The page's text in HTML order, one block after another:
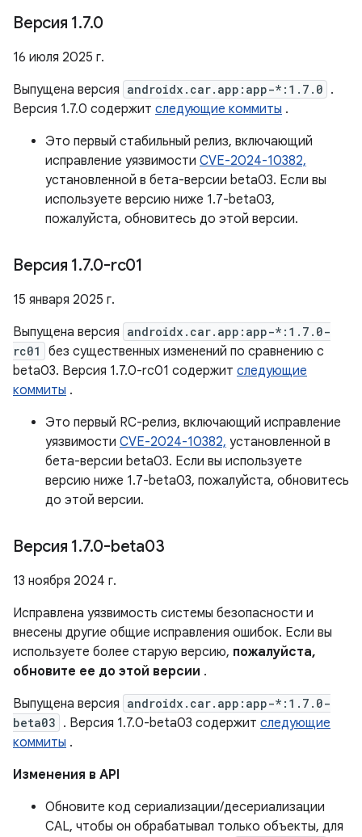
Версия 1.7.0
16 июля 2025 г.
Выпущена версия androidx.car.app:app-*:1.7.0 .
Версия 1.7.0 содержит следующие коммиты .
Это первый стабильный релиз, включающий
исправление уязвимости CVE-2024-10382,
установленной в бета-версии beta03. Если вы
используете версию ниже 1.7-beta03,
пожалуйста, обновитесь до этой версии.
Версия 1.7.0-rc01
15 января 2025 г.
Выпущена версия androidx.car.app:app-*:1.7.0-
rc01
без существенных изменений по сравнению с
beta03. Версия 1.7.0-rc01 содержит следующие
коммиты .
Это первый RC-релиз, включающий исправление
уязвимости CVE-2024-10382, установленной в
бета-версии beta03. Если вы используете
версию ниже 1.7-beta03, пожалуйста, обновитесь
до этой версии.
Версия 1.7.0-beta03
13 ноября 2024 г.
Исправлена ​​уязвимость системы безопасности и
внесены другие общие исправления ошибок. Если вы
используете более старую версию, пожалуйста,
обновите ее до этой версии .
Выпущена версия androidx.car.app:app-*:1.7.0-
beta03 . Версия 1.7.0-beta03 содержит следующие
коммиты .
Изменения в API
Обновите код сериализации/десериализации
CAL, чтобы он обрабатывал только объекты, для